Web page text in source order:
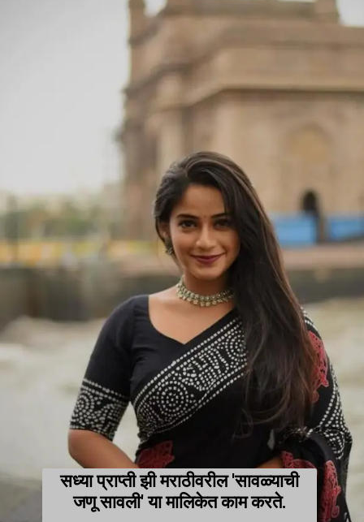
सध्या प्राप्ती झी मराठीवरील 'सावळ्याची
जणू सावली' या मालिकेत काम करते.